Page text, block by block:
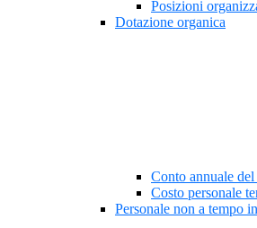
Posizioni
Dotazione organica
Conto annuale del
Costo personale
Personale non a tempo